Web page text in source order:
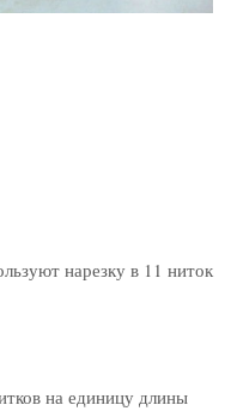
нарезку в 11 ниток
на единицу длины